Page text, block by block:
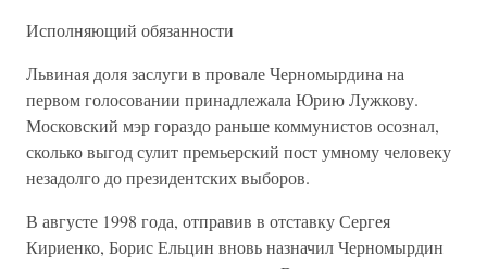
Исполняющий обязанности
Львиная доля заслуги в провале Черномырдина на
первом голосовании принадлежала Юрию Лужкову.
Московский мэр гораздо раньше коммунистов осознал,
сколько выгод сулит премьерский пост умному человеку
незадолго до президентских выборов.
В августе 1998 года, отправив в отставку Сергея
Кириенко, Борис Ельцин вновь назначил Черномырдин